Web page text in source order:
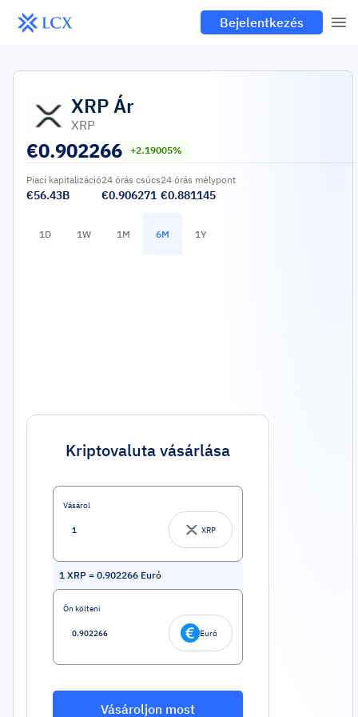
Bejelentkezés
XRPÁr
XRP
€0.902266 +2.19005%
Piaci kapitalizáció
€56.43B
24 órás csúcs
€0.906271
24 órás mélypont
€0.881145
1D 1W 1M 6M 1Y
Kriptovaluta vásárlása
Vásárol
XRP
1 XRP = 0.902266 Euró
Ön költeni
Euró
Vásároljon most